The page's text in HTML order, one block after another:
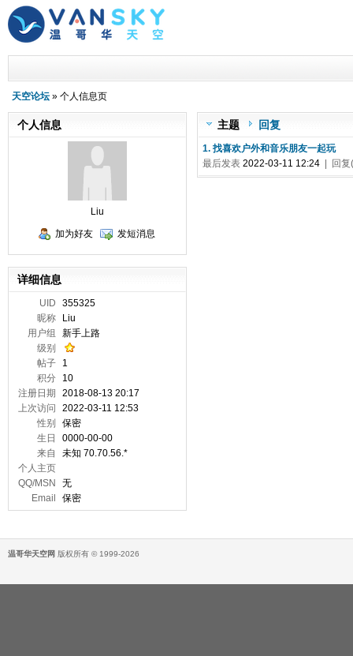
天空论坛 » 个人信息页
主题 回复
1. 找喜欢户外和音乐朋友一起玩
最后发表2022-03-11 12:24 | 回
个人信息
Liu
加为好友
发短消息
详细信息
UID
355325
昵称
Liu
用户组
新手上路
级别
帖子
1
积分
10
注册日期
2018-08-13 20:17
上次访问
2022-03-11 12:53
性别
保密
生日
0000-00-00
来自
未知 70.70.56.*
个人主页
QQ/MSN
无
Email
保密
温哥华天空网 版权所有 © 1999-2026